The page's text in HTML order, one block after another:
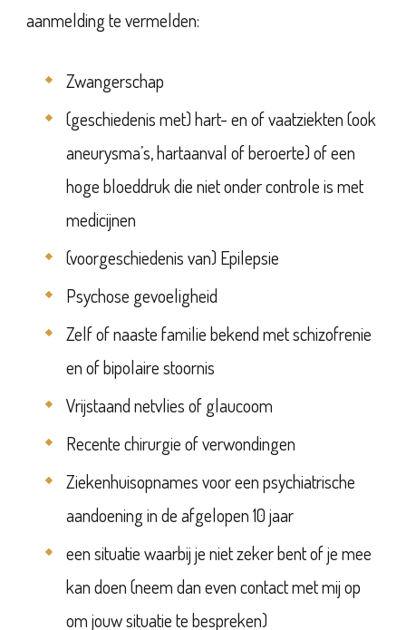
aanmelding te vermelden:
Zwangerschap
(geschiedenis met) hart- en of vaatziekten (ook
aneurysma’s, hartaanval of beroerte) of een
hoge bloeddruk die niet onder controle is met
medicijnen
(voorgeschiedenis van) Epilepsie
Psychose gevoeligheid
Zelf of naaste familie bekend met schizofrenie
en of bipolaire stoornis
Vrijstaand netvlies of glaucoom
Recente chirurgie of verwondingen
Ziekenhuisopnames voor een psychiatrische
aandoening in de afgelopen 10 jaar
een situatie waarbij je niet zeker bent of je mee
kan doen (neem dan even contact met mij op
om jouw situatie te bespreken)